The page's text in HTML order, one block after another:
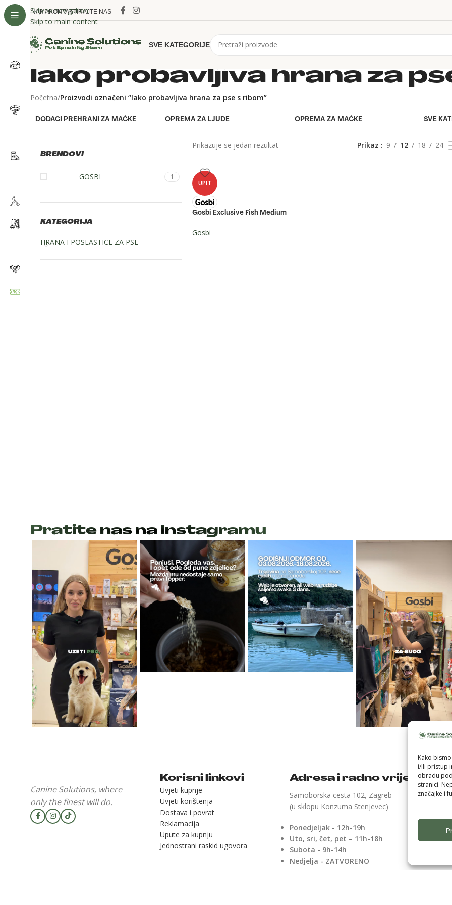
Kako
i/ili pristup
obradu
stranici.
značajke i
Skip to navigation
Skip to main content
O NAMAKONTAKTIRAJTE NAS
SVE KATEGORIJE
lako probavljiva hrana za
Početna/Proizvodi označeni “lako probavljiva hrana za pse s ribom”
DODACI PREHRANI ZA MAČKE OPREMA ZA LJUDE OPREMA ZA MAČKE SVE
BRENDOVI
GOSBI 1
KATEGORIJA
HRANA I POSLASTICE ZA PSE
Prikazuje se jedan rezultat Prikaz 9 12 18 24
UPIT
Gosbi Exclusive Fish Medium
Gosbi
Pratite nas na Instagramu
Canine Solutions, where
only the finest will do.
Korisni linkovi
Uvjeti kupnje
Uvjeti korištenja
Dostava i povrat
Reklamacija
Upute za kupnju
Jednostrani raskid ugovora
Adresa i radno vrijeme
Samoborska cesta 102, Zagreb
(u sklopu Konzuma Stenjevec)
Ponedjeljak - 12h-19h
Uto, sri, čet, pet – 11h-18h
Subota - 9h-14h
Nedjelja - ZATVORENO